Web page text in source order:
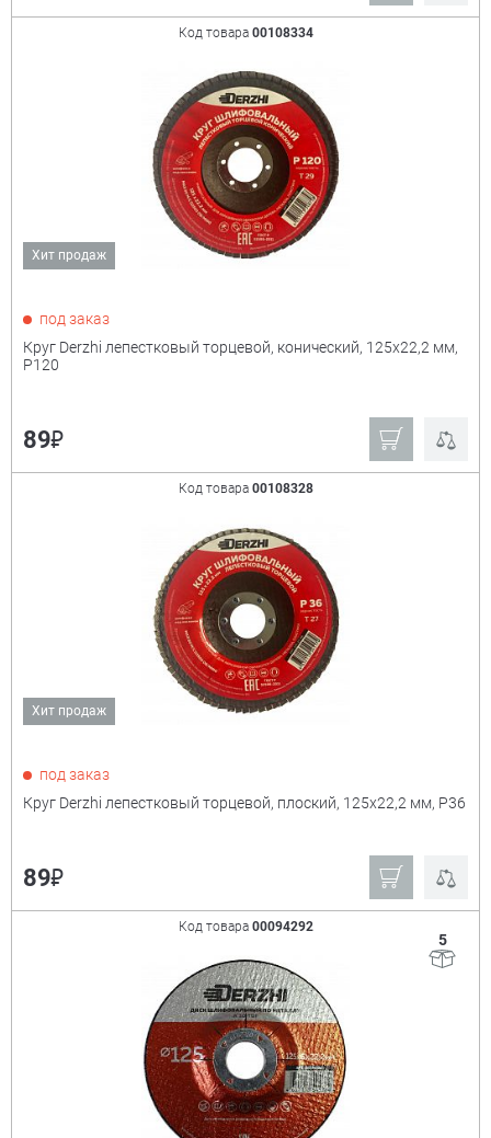
Код товара 00108334
Хит продаж
под заказ
Круг Derzhi лепестковый торцевой, конический, 125х22,2 мм,
Р120
89₽
Код товара 00108328
Хит продаж
под заказ
Круг Derzhi лепестковый торцевой, плоский, 125х22,2 мм, Р36
89₽
Код товара 00094292
5